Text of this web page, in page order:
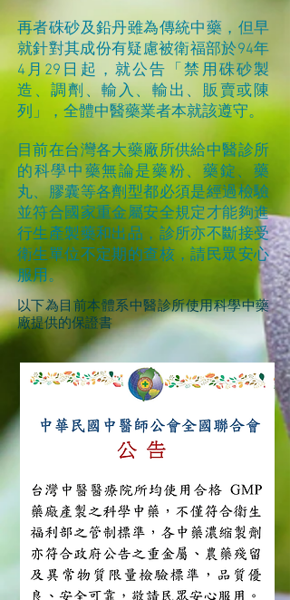
再者硃砂及鉛丹雖為傳統中藥，但早
就針對其成份有疑慮被衛福部於94年
4月29日起，就公告「禁用硃砂製
造、調劑、輸入、輸出、販賣或陳
列」，全體中醫藥業者本就該遵守。
目前在台灣各大藥廠所供給中醫診所
的科學中藥無論是藥粉、藥錠、藥
丸、膠囊等各劑型都必須是經過檢驗
並符合國家重金屬安全規定才能夠進
行生產製藥和出品，診所亦不斷接受
衛生單位不定期的查核，請民眾安心
服用。
以下為目前本體系中醫診所使用科學中藥
廠提供的保證書